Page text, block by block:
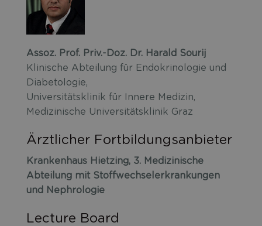
Assoz. Prof. Priv.-Doz. Dr. Harald Sourij
Klinische Abteilung für Endokrinologie und
Diabetologie,
Universitätsklinik für Innere Medizin,
Medizinische Universitätsklinik Graz
Ärztlicher Fortbildungsanbieter
Krankenhaus Hietzing, 3. Medizinische
Abteilung mit Stoffwechselerkrankungen
und Nephrologie
Lecture Board